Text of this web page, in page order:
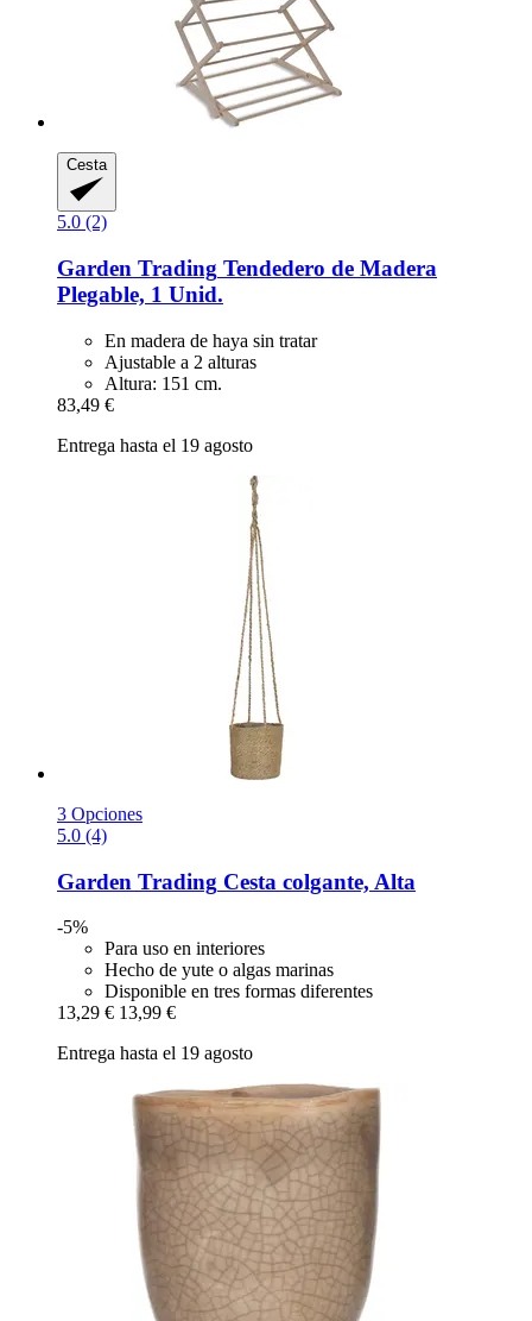
Cesta
5.0 (2)
Garden Trading Tendedero de Madera
Plegable, 1 Unid.
En madera de haya sin tratar
Ajustable a 2 alturas
Altura: 151 cm.
83,49 €
Entrega hasta el 19 agosto
3 Opciones
5.0 (4)
Garden Trading Cesta colgante, Alta
-5%
Para uso en interiores
Hecho de yute o algas marinas
Disponible en tres formas diferentes
13,29 € 13,99 €
Entrega hasta el 19 agosto